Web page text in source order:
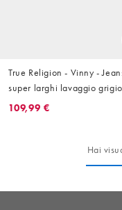
True Religion - Vinny -
super larghi lavaggio grigio
109,99 €
Hai